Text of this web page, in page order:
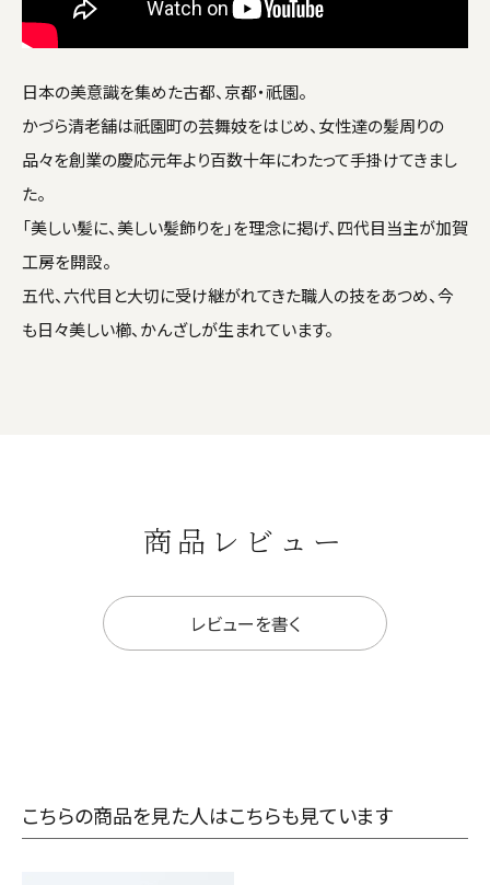
日本の美意識を集めた古都、京都・祇園。
かづら清老舗は祇園町の芸舞妓をはじめ、女性達の髪周りの
品々を創業の慶応元年より百数十年にわたって手掛けてきまし
た。
「美しい髪に、美しい髪飾りを」を理念に掲げ、四代目当主が加賀
工房を開設。
五代、六代目と大切に受け継がれてきた職人の技をあつめ、今
も日々美しい櫛、かんざしが生まれています。
商品レビュー
レビューを書く
こちらの商品を見た人はこちらも見ています